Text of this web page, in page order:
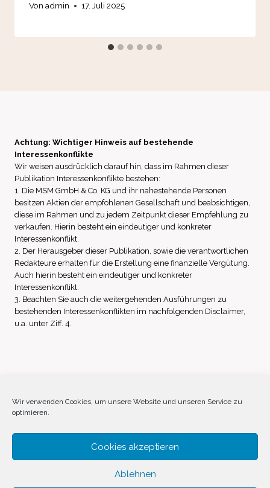
Wir verwenden Cookies, um unsere Website und unseren Service zu
optimieren.
Cookies akzeptieren
Ablehnen
Von admin 17. Juli 2025
Achtung: Wichtiger Hinweis auf bestehende
Interessenkonflikte
Wir weisen ausdrücklich darauf hin, dass im Rahmen dieser
Publikation Interessenkonflikte bestehen:
1. Die MSM GmbH & Co. KG und ihr nahestehende Personen
besitzen Aktien der empfohlenen Gesellschaft und beabsichtigen,
diese im Rahmen und zu jedem Zeitpunkt dieser Empfehlung zu
verkaufen. Hierin besteht ein eindeutiger und konkreter
Interessenkonflikt.
2. Der Herausgeber dieser Publikation, sowie die verantwortlichen
Redakteure erhalten für die Erstellung eine finanzielle Vergütung.
Auch hierin besteht ein eindeutiger und konkreter
Interessenkonflikt.
3. Beachten Sie auch die weitergehenden Ausführungen zu
bestehenden Interessenkonflikten im nachfolgenden Disclaimer,
u.a. unter Ziff. 4.
Impressum Datenschutz
Disclaimer